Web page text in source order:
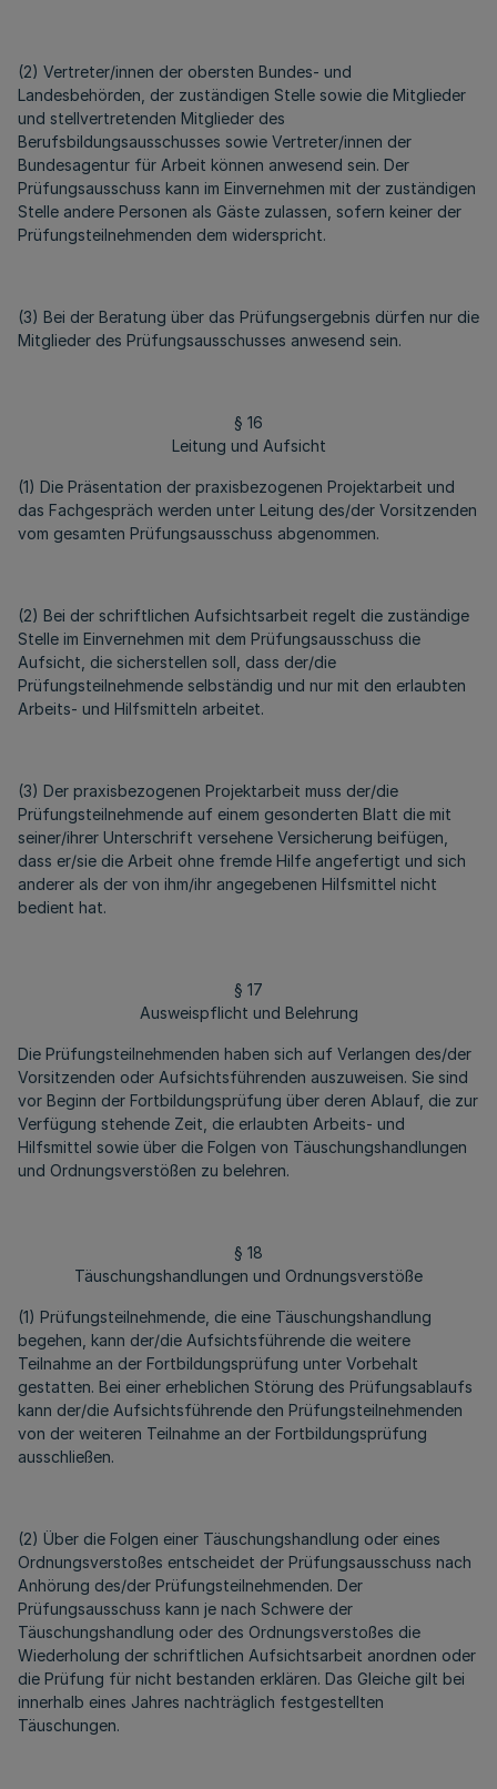
(2) Vertreter/innen der obersten Bundes- und
Landesbehörden, der zuständigen Stelle sowie die Mitglieder
und stellvertretenden Mitglieder des
Berufsbildungsausschusses sowie Vertreter/innen der
Bundesagentur für Arbeit können anwesend sein. Der
Prüfungsausschuss kann im Einvernehmen mit der zuständigen
Stelle andere Personen als Gäste zulassen, sofern keiner der
Prüfungsteilnehmenden dem widerspricht.
(3) Bei der Beratung über das Prüfungsergebnis dürfen nur die
Mitglieder des Prüfungsausschusses anwesend sein.
§ 16
Leitung und Aufsicht
(1) Die Präsentation der praxisbezogenen Projektarbeit und
das Fachgespräch werden unter Leitung des/der Vorsitzenden
vom gesamten Prüfungsausschuss abgenommen.
(2) Bei der schriftlichen Aufsichtsarbeit regelt die zuständige
Stelle im Einvernehmen mit dem Prüfungsausschuss die
Aufsicht, die sicherstellen soll, dass der/die
Prüfungsteilnehmende selbständig und nur mit den erlaubten
Arbeits- und Hilfsmitteln arbeitet.
(3) Der praxisbezogenen Projektarbeit muss der/die
Prüfungsteilnehmende auf einem gesonderten Blatt die mit
seiner/ihrer Unterschrift versehene Versicherung beifügen,
dass er/sie die Arbeit ohne fremde Hilfe angefertigt und sich
anderer als der von ihm/ihr angegebenen Hilfsmittel nicht
bedient hat.
§ 17
Ausweispflicht und Belehrung
Die Prüfungsteilnehmenden haben sich auf Verlangen des/der
Vorsitzenden oder Aufsichtsführenden auszuweisen. Sie sind
vor Beginn der Fortbildungsprüfung über deren Ablauf, die zur
Verfügung stehende Zeit, die erlaubten Arbeits- und
Hilfsmittel sowie über die Folgen von Täuschungshandlungen
und Ordnungsverstößen zu belehren.
§ 18
Täuschungshandlungen und Ordnungsverstöße
(1) Prüfungsteilnehmende, die eine Täuschungshandlung
begehen, kann der/die Aufsichtsführende die weitere
Teilnahme an der Fortbildungsprüfung unter Vorbehalt
gestatten. Bei einer erheblichen Störung des Prüfungsablaufs
kann der/die Aufsichtsführende den Prüfungsteilnehmenden
von der weiteren Teilnahme an der Fortbildungsprüfung
ausschließen.
(2) Über die Folgen einer Täuschungshandlung oder eines
Ordnungsverstoßes entscheidet der Prüfungsausschuss nach
Anhörung des/der Prüfungsteilnehmenden. Der
Prüfungsausschuss kann je nach Schwere der
Täuschungshandlung oder des Ordnungsverstoßes die
Wiederholung der schriftlichen Aufsichtsarbeit anordnen oder
die Prüfung für nicht bestanden erklären. Das Gleiche gilt bei
innerhalb eines Jahres nachträglich festgestellten
Täuschungen.